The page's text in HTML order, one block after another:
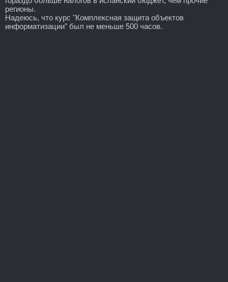
регионы.
Надеюсь, что курс "Комплексная защита объектов
информатизации" был не меньше 500 часов.